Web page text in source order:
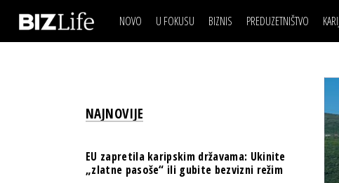
NOVO U FOKUSU BIZNIS
BREND I KOMUNIKACIJE
BANKE
PREDUZETNIŠTVO
IZJAVA DANABIZNIS SCENA
BREND I KOMUNIKACIJE
OSIGURANJE
TECH I AI
NAJNOVIJE
EU zapretila karipskim državama: Ukinite
„zlatne pasoše“ ili gubite bezvizni režim